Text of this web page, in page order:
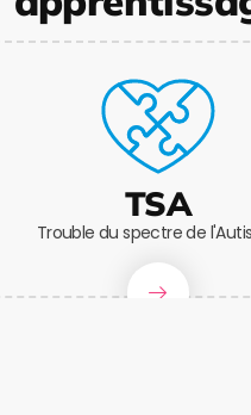
TSA
Trouble du spectre de